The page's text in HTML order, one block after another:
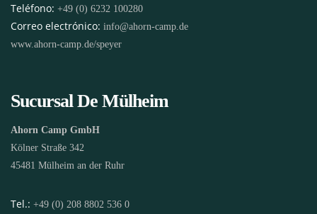
Teléfono: +49 (0) 6232 100280
Correo electrónico: info@ahorn-camp.de
www.ahorn-camp.de/speyer
Sucursal De Mülheim
Ahorn Camp GmbH
Kölner Straße 342
45481 Mülheim an der Ruhr
Tel.: +49 (0) 208 8802 536 0